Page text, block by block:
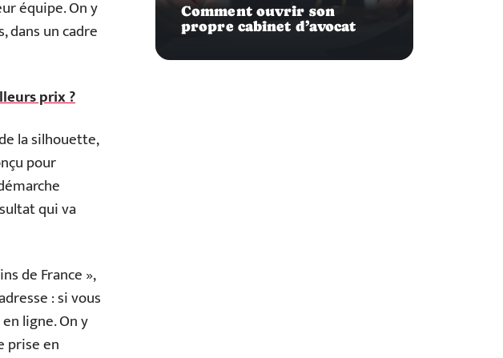
équipe. On y
dans un cadre
prix ?
la silhouette,
pour
qui va
de France »,
: si vous
ligne. On y
prise en
Comment ouvrir son
propre cabinet d’avocat